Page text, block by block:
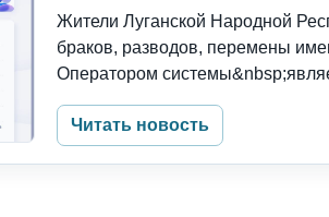
Жители Луганской Народной
браков, разводов, перемены
Оператором
Читать новость